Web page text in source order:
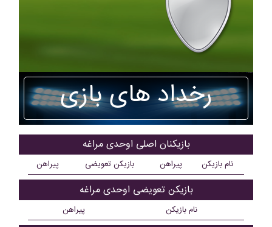
رخداد های بازی
بازیکنان اصلی اوحدی مراغه
نام بازیکن پیراهن بازیکن تعویضی پیراهن
بازیکن تعویضی اوحدی مراغه
نام بازیکن پیراهن